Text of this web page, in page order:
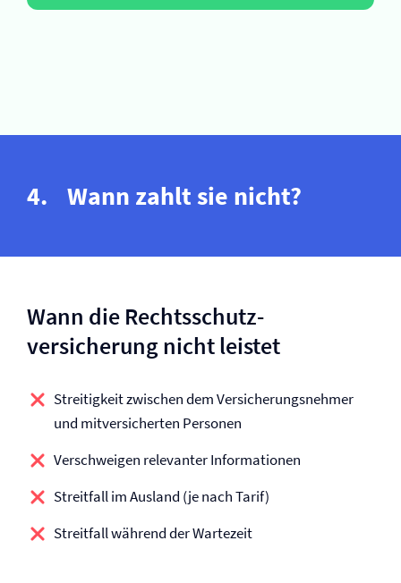
Wann zahlt sie nicht?
Wann die Rechtsschutz­
versicherung nicht leistet
Streitigkeit zwischen dem Versicherungsnehmer
und mitversicherten Personen
Verschweigen relevanter Informationen
Streitfall im Ausland (je nach Tarif)
Streitfall während der Wartezeit